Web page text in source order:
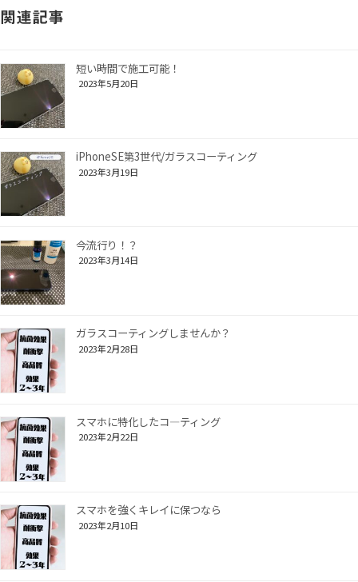
関連記事
短い時間で施工可能！
2023年5月20日
iPhoneSE第3世代/ガラスコーティング
2023年3月19日
今流行り！？
2023年3月14日
ガラスコーティングしませんか？
2023年2月28日
スマホに特化したコ―ティング
2023年2月22日
スマホを強くキレイに保つなら
2023年2月10日